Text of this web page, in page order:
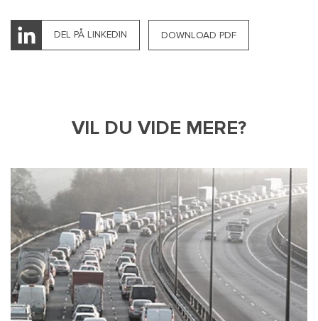
DEL PÅ LINKEDIN DOWNLOAD PDF
VIL DU VIDE MERE?